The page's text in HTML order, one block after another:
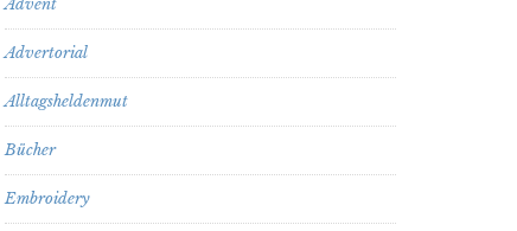
Advent
Advertorial
Alltagsheldenmut
Bücher
Embroidery